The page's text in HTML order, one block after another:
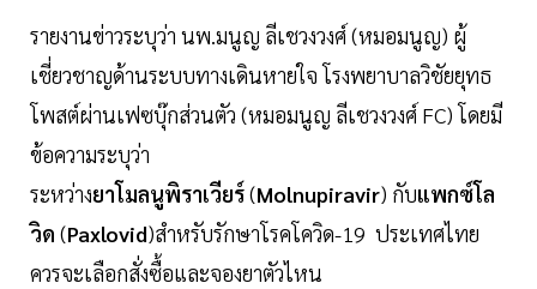
รายงานข่าวระบุว่า นพ.มนูญ ลีเชวงวงศ์ (หมอมนูญ) ผู้
เชี่ยวชาญด้านระบบทางเดินหายใจ โรงพยาบาลวิชัยยุทธ
โพสต์ผ่านเฟซบุ๊กส่วนตัว (หมอมนูญ ลีเชวงวงศ์ FC) โดยมี
ข้อความระบุว่า
ระหว่างยาโมลนูพิราเวียร์(Molnupiravir) กับแพกซ์โล
วิด (Paxlovid)สำหรับรักษาโรคโควิด-19 ประเทศไทย
ควรจะเลือกสั่งซื้อและจองยาตัวไหน